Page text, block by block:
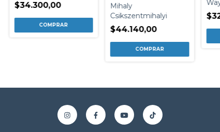
$34.300,00
FELICIDAD (ED.ARG.)
Mihaly
Csikszentmihalyi
$44.140,00